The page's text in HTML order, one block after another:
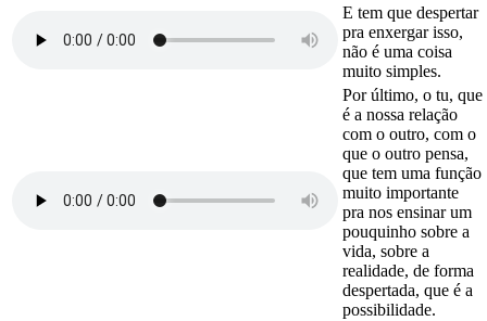
E tem que despertar
pra enxergar isso,
não é uma coisa
muito simples.
Por último, o tu, que
é a nossa relação
com o outro, com o
que o outro pensa,
que tem uma função
muito importante
pra nos ensinar um
pouquinho sobre a
vida, sobre a
realidade, de forma
despertada, que é a
possibilidade.